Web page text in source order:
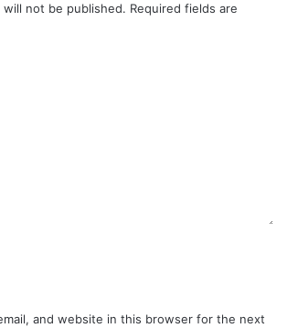
will not be published. Required fields are
and website in this browser for the next